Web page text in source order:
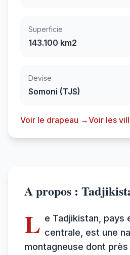
Superficie
143.100 km2
Devise
Somoni (TJS)
Voir le drapeau →Voir les
A propos :
L e Tadjikistan, pays
centrale, est une
montagneuse dont